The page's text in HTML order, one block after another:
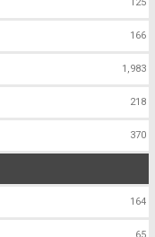
166
1,983
218
370
164